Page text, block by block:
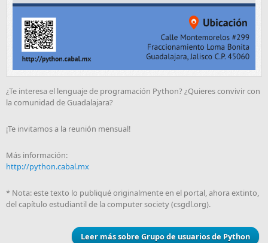
¿Te interesa el lenguaje de programación Python? ¿Quieres convivir con
la comunidad de Guadalajara?
¡Te invitamos a la reunión mensual!
Más información:
http://python.cabal.mx
* Nota: este texto lo publiqué originalmente en el portal, ahora extinto,
del capítulo estudiantil de la computer society (csgdl.org).
Leer mássobre Grupo de usuarios de Python